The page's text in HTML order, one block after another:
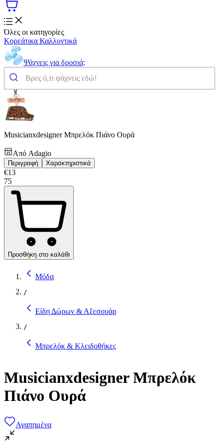
Όλες οι κατηγορίες
Κορεάτικα Καλλυντικά
Ψάχνεις για δροσιά;
Musicianxdesigner Μπρελόκ Πιάνο Oυρά
Από Adagio
Περιγραφή Χαρακτηριστικά
€13
75
Προσθήκη στο καλάθι
Μόδα
/
Είδη Δώρων & Αξεσουάρ
/
Μπρελόκ & Κλειδοθήκες
Musicianxdesigner Μπρελόκ
Πιάνο Oυρά
Αγαπημένα